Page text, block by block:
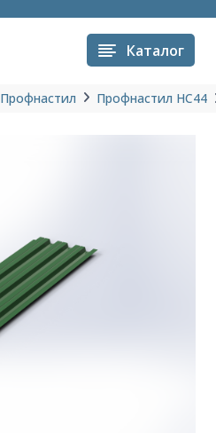
Каталог
Профнастил Профнастил НС44